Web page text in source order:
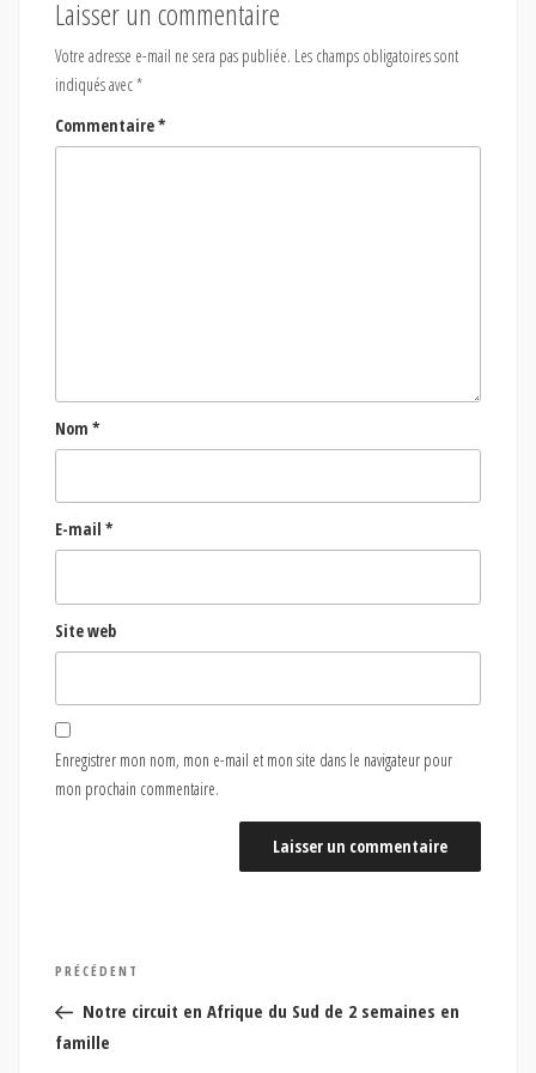
Laisser un commentaire
Votre adresse e-mail ne sera pas publiée. Les champs obligatoires sont
indiqués avec*
Commentaire*
Nom *
E-mail *
Site web
Enregistrer mon nom, mon e-mail et mon site dans le navigateur pour
mon prochain commentaire.
Navigation
de
l’article
Article
précédent
PRÉCÉDENT
Notre circuit en Afrique du Sud de 2 semaines en
famille